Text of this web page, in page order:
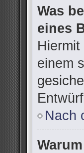
Was
eines
einem
Nach